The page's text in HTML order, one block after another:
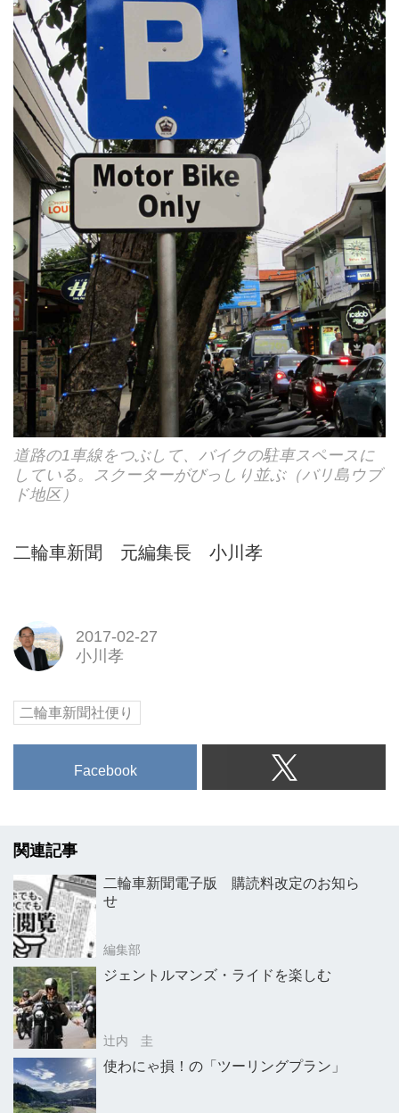
道路の1車線をつぶして、バイクの駐車スペースに
している。スクーターがびっしり並ぶ（バリ島ウブ
ド地区）
二輪車新聞 元編集長 小川孝
2017-02-27
小川孝
二輪車新聞社便り
Facebook
関連記事
二輪車新聞電子版 購読料改定のお知ら
せ
編集部
ジェントルマンズ・ライドを楽しむ
辻内 圭
使わにゃ損！の「ツーリングプラン」